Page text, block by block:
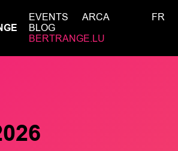
EVENTS
ARCA
BLOG
BERTRANGE.LU
FR